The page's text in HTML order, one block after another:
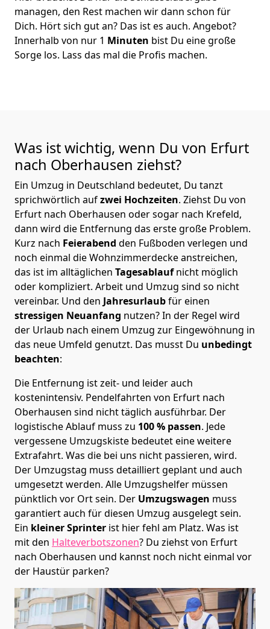
managen, den Rest machen wir dann schon für
Dich. Hört sich gut an? Das ist es auch. Angebot?
Innerhalb von nur 1 Minuten bist Du eine große
Sorge los. Lass das mal die Profis machen.
Was ist wichtig, wenn Du von Erfurt
nach Oberhausen ziehst?
Ein Umzug in Deutschland bedeutet, Du tanzt
sprichwörtlich aufzwei Hochzeiten. Ziehst Du von
Erfurt nach Oberhausen oder sogar nach Krefeld,
dann wird die Entfernung das erste große Problem.
Kurz nach Feierabend den Fußboden verlegen und
noch einmal die Wohnzimmerdecke anstreichen,
das ist im alltäglichen Tagesablaufnicht möglich
oder kompliziert. Arbeit und Umzug sind so nicht
vereinbar. Und den Jahresurlaubfür einen
stressigen Neuanfang nutzen? In der Regel wird
der Urlaub nach einem Umzug zur Eingewöhnung in
das neue Umfeld genutzt. Das musst Du unbedingt
beachten:
Die Entfernung ist zeit- und leider auch
kostenintensiv. Pendelfahrten von Erfurt nach
Oberhausen sind nicht täglich ausführbar. Der
logistische Ablauf muss zu 100 % passen. Jede
vergessene Umzugskiste bedeutet eine weitere
Extrafahrt. Was die bei uns nicht passieren, wird.
Der Umzugstag muss detailliert geplant und auch
umgesetzt werden. Alle Umzugshelfer müssen
pünktlich vor Ort sein. Der Umzugswagen muss
garantiert auch für diesen Umzug ausgelegt sein.
Ein kleiner Sprinter ist hier fehl am Platz. Was ist
mit den Halteverbotszonen? Du ziehst von Erfurt
nach Oberhausen und kannst noch nicht einmal vor
der Haustür parken?